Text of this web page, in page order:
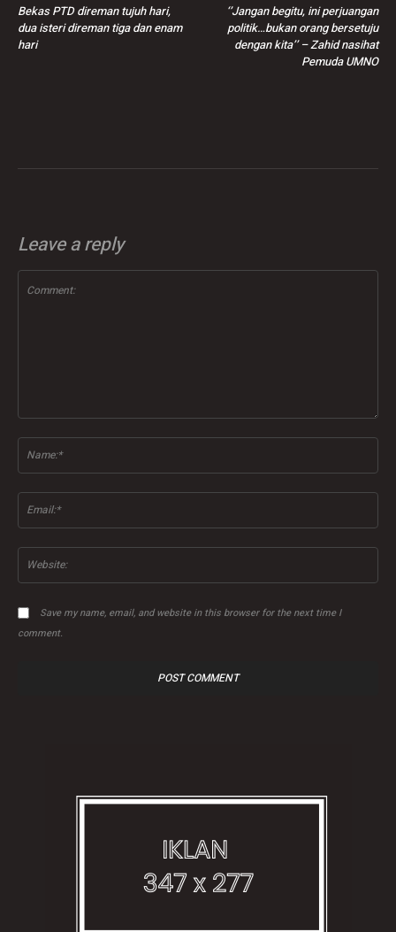
Bekas PTD direman tujuh hari,
dua isteri direman tiga dan enam
hari
‘’Jangan begitu, ini perjuangan
politik…bukan orang bersetuju
dengan kita’’ – Zahid nasihat
Pemuda UMNO
Leave a reply
Save my name, email, and website in this browser for the next time I
comment.